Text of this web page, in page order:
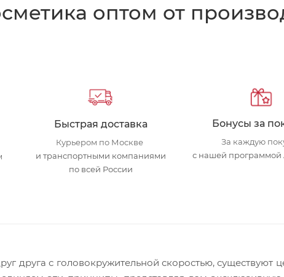
оптом от
Быстрая доставка
Курьером по Москве
и транспортными компаниями
по всей России
Бонусы за
За каждую
с нашей программой
друга с головокружительной скоростью, существуют